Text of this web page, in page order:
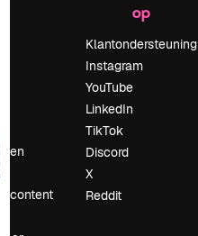
content
op
Klantondersteuning
Instagram
YouTube
LinkedIn
TikTok
Discord
X
Reddit